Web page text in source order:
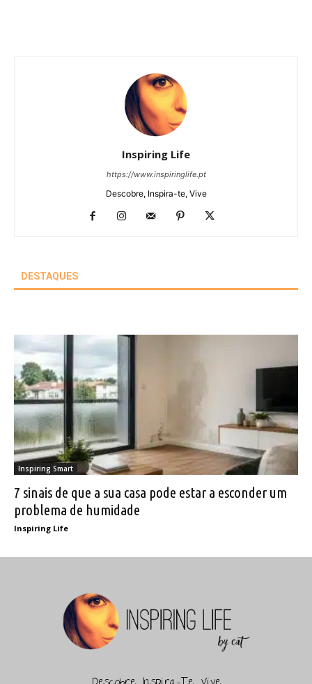
Inspiring Life
https://www.inspiringlife.pt
Descobre, Inspira-te, Vive
DESTAQUES
Inspiring Smart
7 sinais de que a sua casa pode estar a esconder um
problema de humidade
Inspiring Life